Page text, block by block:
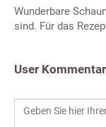
Wunderbare
sind. Für das
User